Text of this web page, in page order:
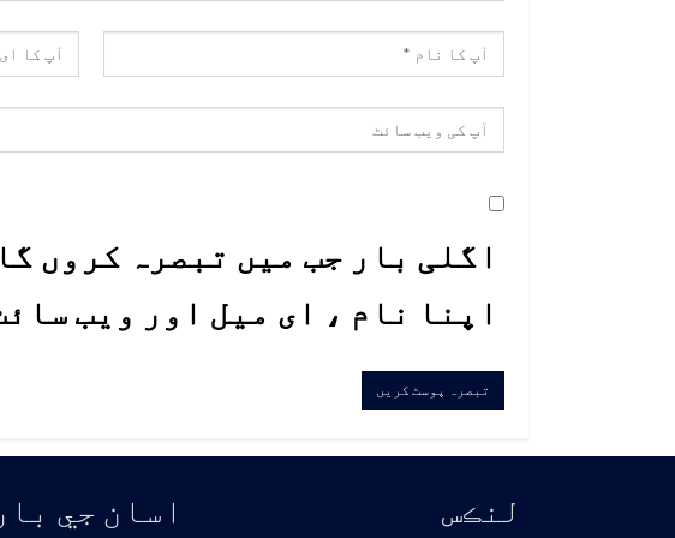
اگلی بار جب میں تبصرہ کروں
اپنا نام ، ای میل اور ویب
لنڪس اسان جي